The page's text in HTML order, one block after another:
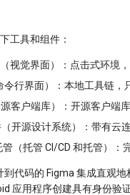
工具和组件：
视觉界面）：点击式环境
行界面）：本地工具链，
客户端库）：开源客户端
开源设计系统）：带有云
（托管 CI/CD 和托管）：
代码的 Figma 集成直观
应用程序创建具有身份验